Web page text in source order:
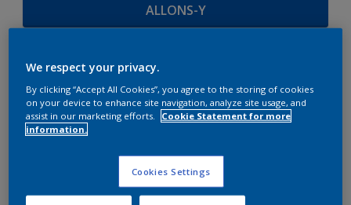
ALLONS-Y
SUGGESTIONS
D'HARMONIES
Le Blanc Parfait
We respect your privacy.
By clicking “Accept All Cookies”, you agree to the storing of cookies
on your device to enhance site navigation, analyze site usage, and
assist in our marketing efforts.
Cookie Statement for more
information.
Cookies Settings